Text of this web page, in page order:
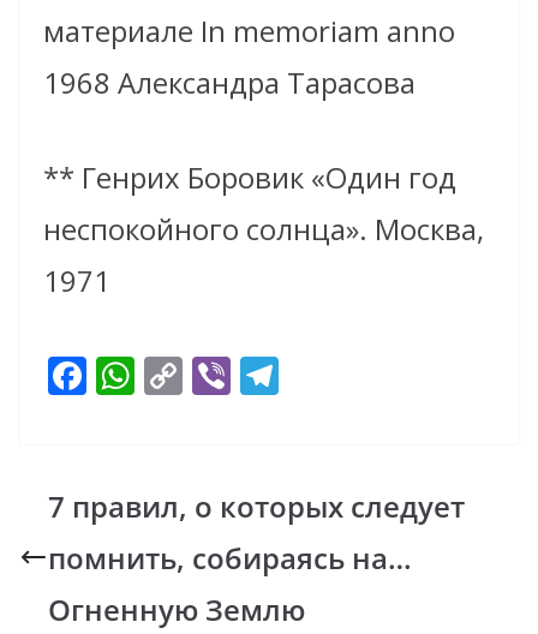
материале In memoriam anno
1968 Александра Тарасова
** Генрих Боровик «Один год
неспокойного солнца». Москва,
1971
F
b
o
o
k
W
s
A
p
p
C
y
Li
n
k
Vi
gr
a
m
7 правил, о которых следует
помнить, собираясь на…
Огненную Землю